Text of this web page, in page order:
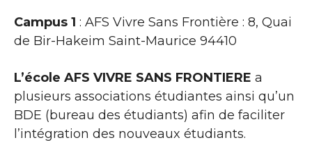
Campus 1 : AFS Vivre Sans Frontière : 8, Quai
de Bir-Hakeim Saint-Maurice 94410
L’école AFS VIVRE SANS FRONTIERE a
plusieurs associations étudiantes ainsi qu’un
BDE (bureau des étudiants) afin de faciliter
l’intégration des nouveaux étudiants.